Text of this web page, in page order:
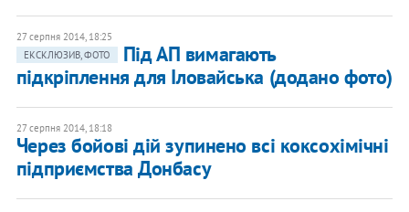
27 серпня 2014, 18:25
ЕКСКЛЮЗИВ, ФОТО
Під АП вимагають
підкріплення для Іловайська (додано фото)
27 серпня 2014, 18:18
Через бойові дій зупинено всі коксохімічні
підприємства Донбасу